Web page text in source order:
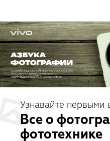
Узнавайте первыми
Все о
фототехнике